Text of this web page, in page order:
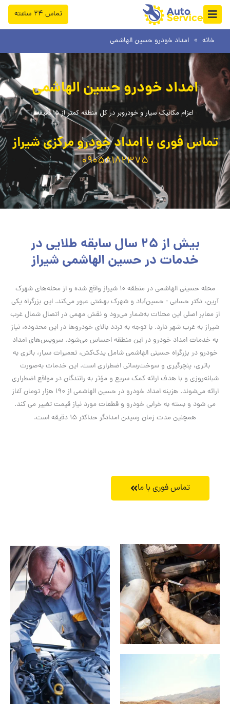
رفتن
محتوا
تماس ۲۴ ساعته
خانه » امداد خودرو حسین الهاشمی
امداد خودرو حسین الهاشمی
اعزام مکانیک سیار و خودروبر در کل منطقه کمتر از 15 دقیقه
تماس فوری با امداد خودرو مرکزی شیراز
09058182375
بیش از 25 سال سابقه طلایی در
خدمات در حسین الهاشمی شیراز
محله حسینی الهاشمی در منطقه ۱۰ شیراز واقع شده و از محله‌های شهرک
آرین، دکتر حسابی - حسین‌آباد و شهرک بهشتی عبور می‌کند. این بزرگراه یکی
از معابر اصلی این محلات به‌شمار می‌رود و نقش مهمی در اتصال شمال غرب
شیراز به غرب شهر دارد. با توجه به تردد بالای خودروها در این محدوده، نیاز
به خدمات امداد خودرو در این منطقه احساس می‌شود. سرویس‌های امداد
خودرو در بزرگراه حسینی الهاشمی شامل یدک‌کش، تعمیرات سیار، باتری به
باتری، پنچرگیری و سوخت‌رسانی اضطراری است. این خدمات به‌صورت
شبانه‌روزی و با هدف ارائه کمک سریع و مؤثر به رانندگان در مواقع اضطراری
ارائه می‌شوند. هزینه امداد خودرو در حسین الهاشمی از 190 هزار تومان آغاز
می شود و بسته به خرابی خودرو و قطعات مورد نیاز قیمت تغییر می کند.
همچنین مدت زمان رسیدن امدادگر حداکثر 15 دقیقه است.
تماس فوری با ما